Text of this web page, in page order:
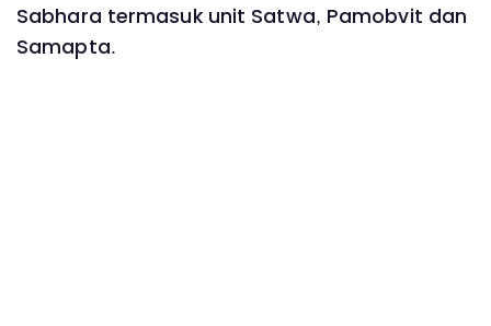
Sabhara termasuk unit Satwa, Pamobvit dan
Samapta.